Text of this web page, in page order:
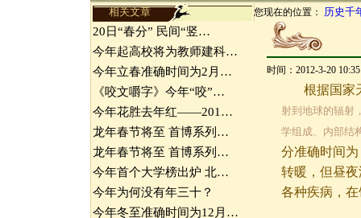
相关文章 您现在的位置： 历史千
20日“春分” 民间“竖…
今年起高校将为教师建科…
今年立春准确时间为2月…
《咬文嚼字》今年“咬”…
今年花胜去年红——201…
龙年春节将至 首博系列…
龙年春节将至 首博系列…
今年首个大学榜出炉 北…
今年为何没有年三十？
今年冬至准确时间为12月…
时间：2012-3-20
根据国家
射到地球的辐射
学组成、内部结
分准确时间
转暖，但昼
各种疾病，